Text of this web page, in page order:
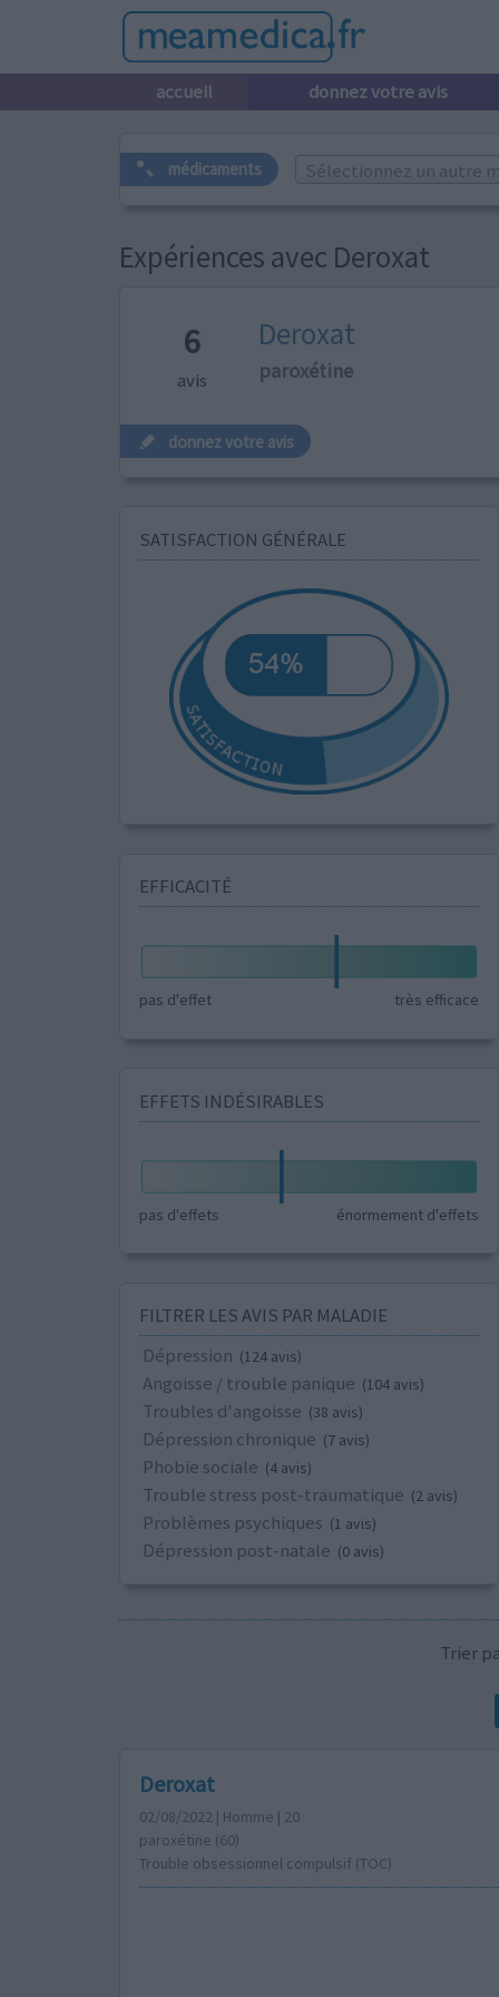
accueil donnez votre avis
médicaments Sélectionnez un autre
Expériences avec Deroxat
6
avis
Deroxat
paroxétine
donnez votre avis
SATISFACTION GÉNÉRALE
EFFICACITÉ
pas d'effet très efficace
EFFETS INDÉSIRABLES
pas d'effets énormement d'effets
FILTRER LES AVIS PAR MALADIE
Dépression (124 avis)
Angoisse / trouble panique (104 avis)
Troubles d'angoisse (38 avis)
Dépression chronique (7 avis)
Phobie sociale (4 avis)
Trouble stress post-traumatique (2 avis)
Problèmes psychiques (1 avis)
Dépression post-natale (0 avis)
Trier
Deroxat
02/08/2022 | Homme | 20
paroxétine (60)
Trouble obsessionnel compulsif (TOC)